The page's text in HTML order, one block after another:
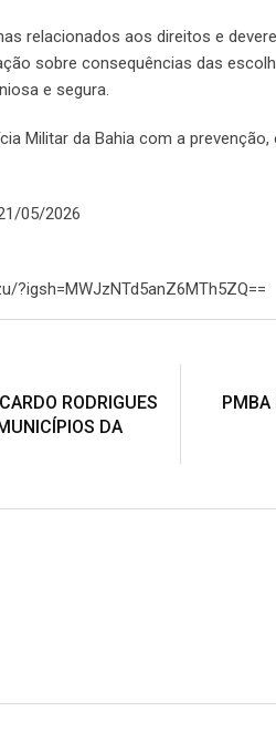
relacionados aos direitos e
sobre consequências das
e segura.
Militar da Bahia com a
05/2026
?igsh=MWJzNTd5anZ6MTh5ZQ==
RODRIGUES
DA
PMBA